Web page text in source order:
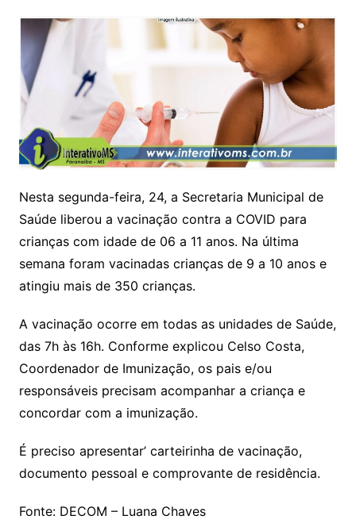
Nesta segunda-feira, 24, a Secretaria Municipal de
Saúde liberou a vacinação contra a COVID para
crianças com idade de 06 a 11 anos. Na última
semana foram vacinadas crianças de 9 a 10 anos e
atingiu mais de 350 crianças.
A vacinação ocorre em todas as unidades de Saúde,
das 7h às 16h. Conforme explicou Celso Costa,
Coordenador de Imunização, os pais e/ou
responsáveis precisam acompanhar a criança e
concordar com a imunização.
É preciso apresentar’ carteirinha de vacinação,
documento pessoal e comprovante de residência.
Fonte: DECOM – Luana Chaves